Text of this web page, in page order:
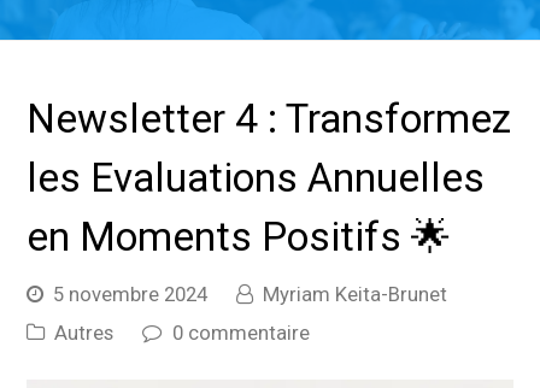
Newsletter 4 : Transformez
les Evaluations Annuelles
en Moments Positifs 🌟
5 novembre 2024
Myriam Keita-Brunet
Autres
0 commentaire